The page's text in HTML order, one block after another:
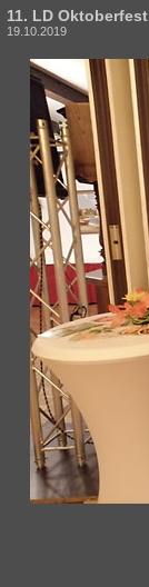
11. LD Oktoberfest
19.10.2019